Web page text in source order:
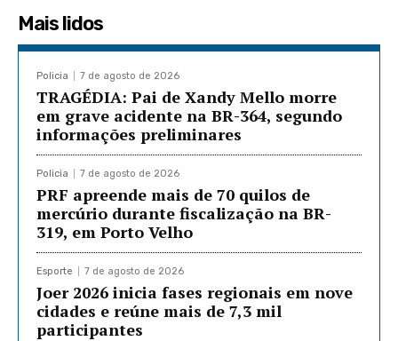
Mais lidos
Policia 7 de agosto de 2026
TRAGÉDIA: Pai de Xandy Mello morre
em grave acidente na BR-364, segundo
informações preliminares
Policia 7 de agosto de 2026
PRF apreende mais de 70 quilos de
mercúrio durante fiscalização na BR-
319, em Porto Velho
Esporte 7 de agosto de 2026
Joer 2026 inicia fases regionais em nove
cidades e reúne mais de 7,3 mil
participantes